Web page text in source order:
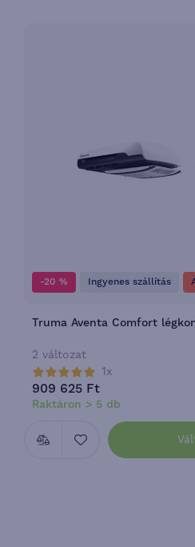
-20 % Ingyenes szállítás
Truma Aventa Comfort
2 változat
1x
909 625 Ft
Raktáron > 5 db